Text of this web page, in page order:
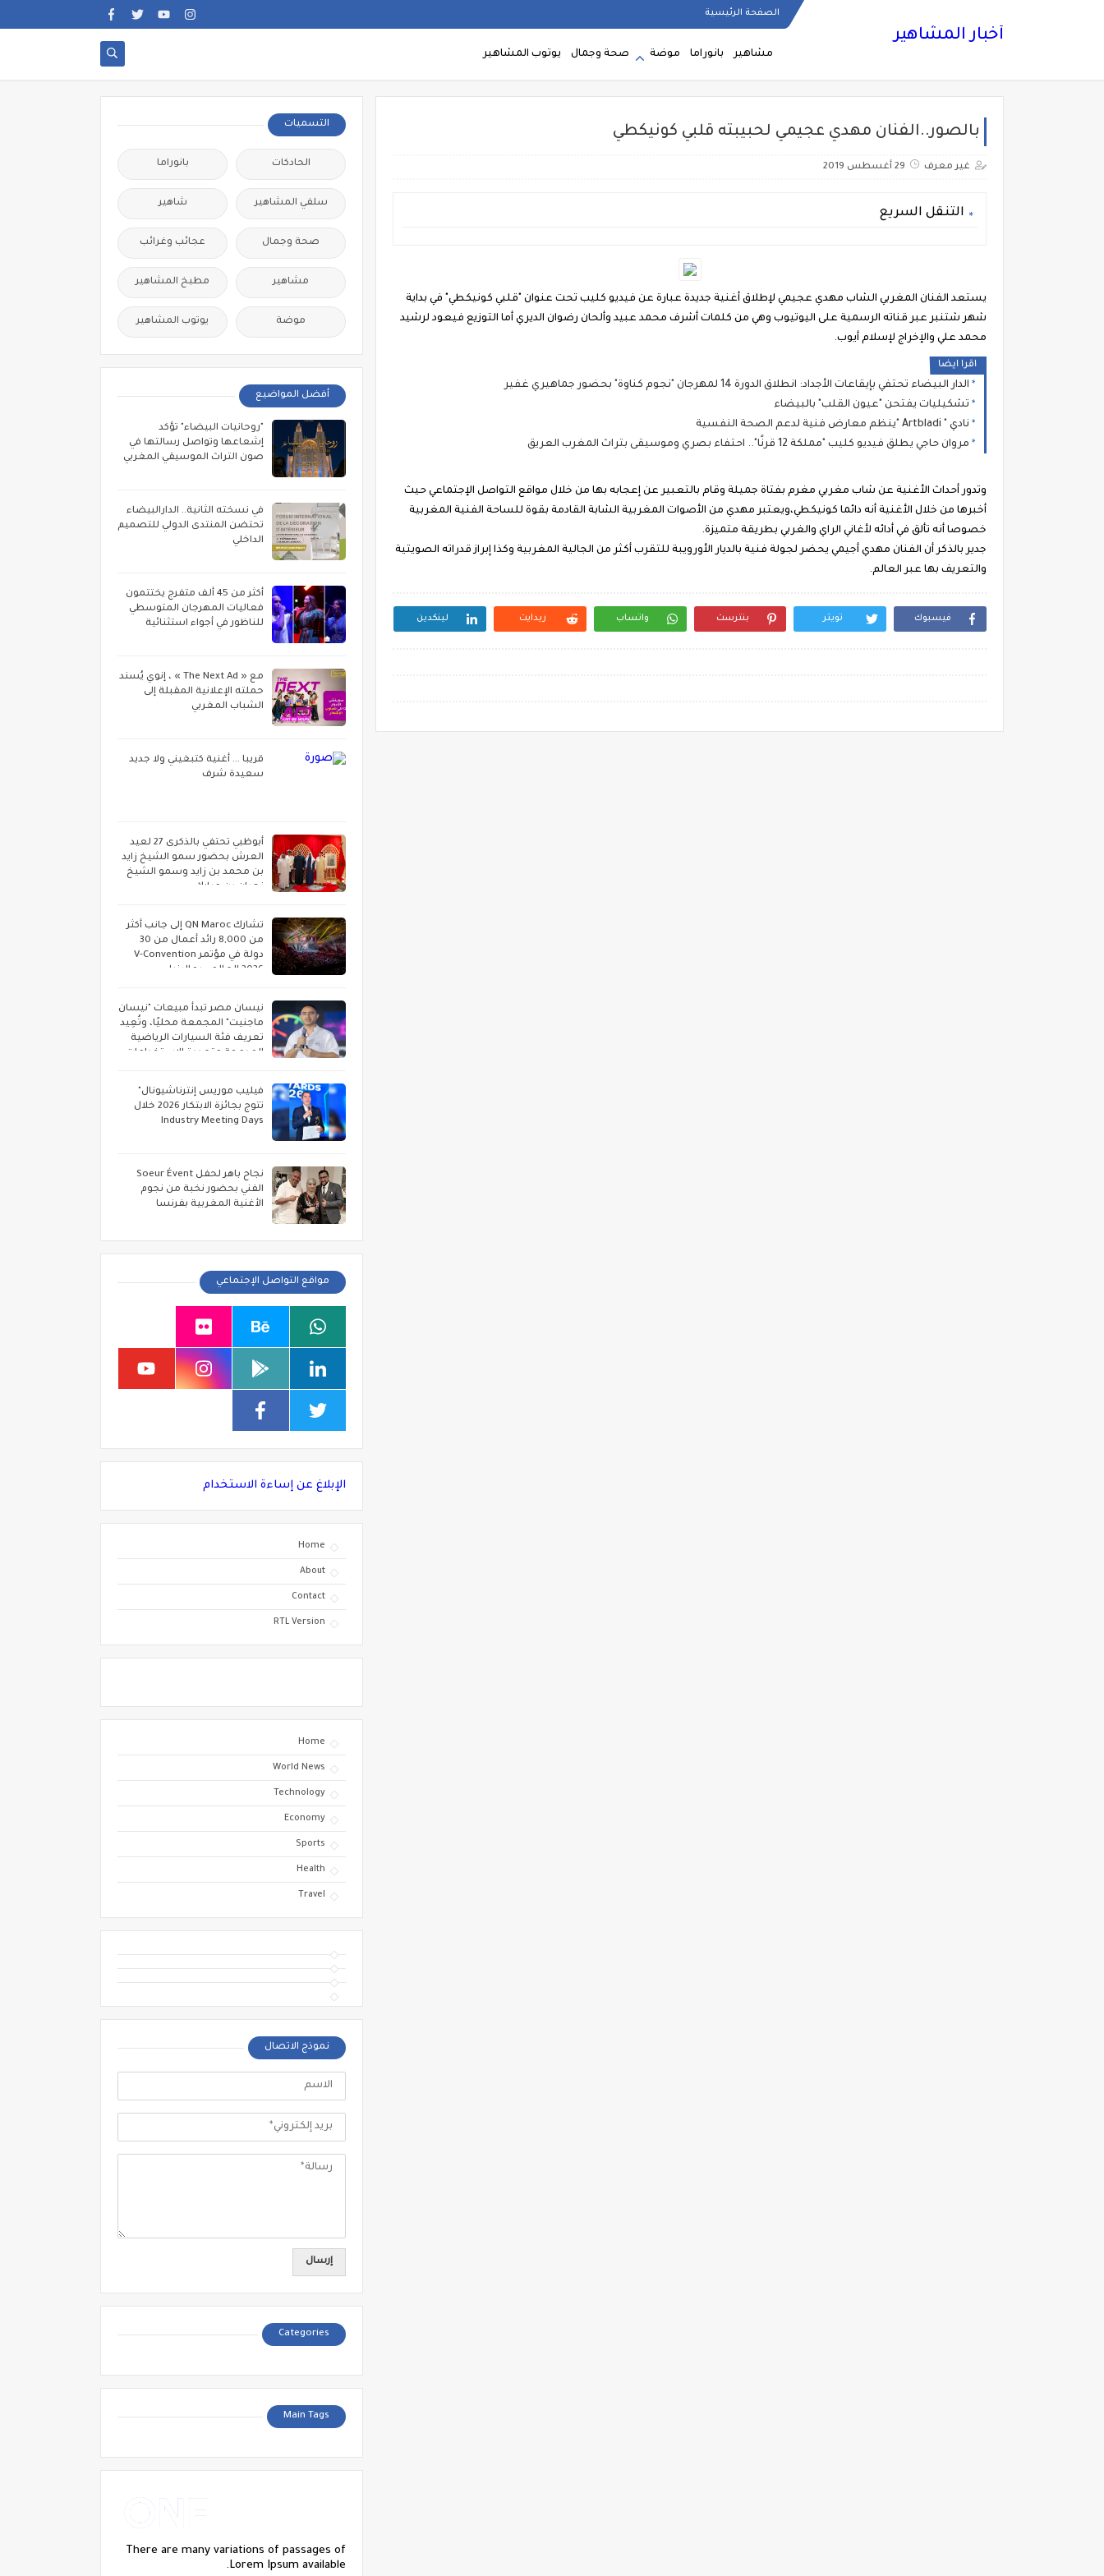
الصفحة الرئيسية
أخبار المشاهير
مشاهير بانوراما موضة صحة وجمال يوتوب المشاهير
بالصور..الفنان مهدي عجيمي لحبيبته قلبي كونيكطي
غير معرف 29 أغسطس 2019
التنقل السريع
يستعد الفنان المغربي الشاب مهدي عجيمي لإطلاق أغنية جديدة عبارة عن فيديو كليب تحت عنوان "قلبي كونيكطي" في بداية
شهر شتنبر عبر قناته الرسمية على اليوتيوب وهي من كلمات أشرف محمد عبيد وألحان رضوان الديري أما التوزيع فيعود لرشيد
محمد علي والإخراج لإسلام أيوب.
اقرا ايضا
الدار البيضاء تحتفي بإيقاعات الأجداد: انطلاق الدورة 14 لمهرجان "نجوم كناوة" بحضور جماهيري غفير
تشكيليات يفتحن "عيون القلب" بالبيضاء
نادي " Artbladi "ينظم معارض فنية لدعم الصحة النفسية
مروان حاجي يطلق فيديو كليب "مملكة 12 قرنًا".. احتفاء بصري وموسيقى بتراث المغرب العريق
وتدور أحداث الأغنية عن شاب مغربي مغرم بفتاة جميلة وقام بالتعبير عن إعجابه بها من خلال مواقع التواصل الإجتماعي حيث
أخبرها من خلال الأغنية أنه دائما كونيكطي،ويعتبر مهدي من الأصوات المغربية الشابة القادمة بقوة للساحة الفنية المغربية
خصوصا أنه تألق في أدائه لأغاني الراي والغربي بطريقة متميزة.
جدير بالذكر أن الفنان مهدي أجيمي يحضر لجولة فنية بالديار الأورويبة للتقرب أكثر من الجالية المغربية وكذا إبراز قدراته الصويتية
والتعريف بها عبر العالم.
فيسبوك تويتر بنترست واتساب ريدايت لينكدين
التسميات
الحادكات بانوراما
سلفي المشاهير شاهير
صحة وجمال عجائب وغرائب
مشاهير مطبخ المشاهير
موضة يوتوب المشاهير
أفضل المواضيع
"روحانيات البيضاء" تؤكد
إشعاعها وتواصل رسالتها في
صون التراث الموسيقي المغربي
في نسخته الثانية.. الدارالبيضاء
تحتضن المنتدى الدولي للتصميم
الداخلي
أكثر من 45 ألف متفرج يختتمون
فعاليات المهرجان المتوسطي
للناظور في أجواء استثنائية
مع « The Next Ad » ، إنوي يُسند
حملته الإعلانية المقبلة إلى
الشباب المغربي
قريبا ... أغنية كتبغيني ولا جديد
سعيدة شرف
أبوظبي تحتفي بالذكرى 27 لعيد
العرش بحضور سمو الشيخ زايد
بن محمد بن زايد وسمو الشيخ
نهيان بن مبارك
تشارك QN Maroc إلى جانب أكثر
من 8,000 رائد أعمال من 30
دولة في مؤتمر V-Convention
2026 العالمي بماليزيا
نيسان مصر تبدأ مبيعات "نيسان
ماجنيت" المجمعة محليًا، وتُعِيد
تعريف فئة السيارات الرياضية
المدمجة متعددة الاستخدامات
فيليب موريس إنترناشيونال"
تتوج بجائزة الابتكار 2026 خلال
Industry Meeting Days
نجاح باهر لحفل Soeur Évent
الفني بحضور نخبة من نجوم
الأغنية المغربية بفرنسا
مواقع التواصل الإجتماعي
الإبلاغ عن إساءة الاستخدام
Home
About
Contact
RTL Version
Home
World News
Technology
Economy
Sports
Health
Travel
نموذج الاتصال
Categories
Main Tags
There are many variations of passages of
Lorem Ipsum available.